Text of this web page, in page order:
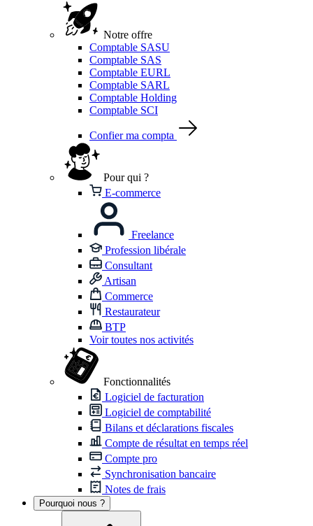
Notre offre
Comptable SASU
Comptable SAS
Comptable EURL
Comptable SARL
Comptable Holding
Comptable SCI
Confier ma compta
Pour qui ?
E-commerce
Freelance
Profession libérale
Consultant
Artisan
Commerce
Restaurateur
BTP
Voir toutes nos activités
Fonctionnalités
Logiciel de facturation
Logiciel de comptabilité
Bilans et déclarations fiscales
Compte de résultat en temps réel
Compte pro
Synchronisation bancaire
Notes de frais
Pourquoi nous ?